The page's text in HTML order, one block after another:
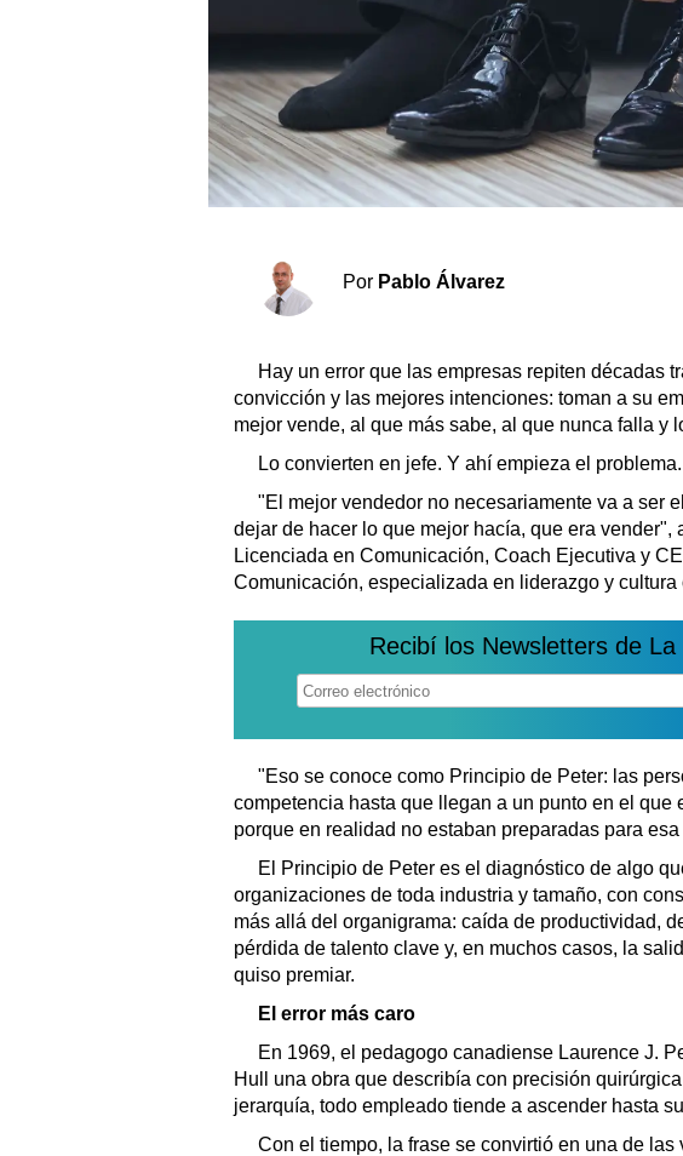
Es viral
El tiempo
Fúnebres
Clasificados
Suplementos
Servicios
Loterías
Datos Útiles
Fúnebres
Edictos
Teléfonos de
Por Pablo Álvarez
Hay un error que las empresas repiten décadas
convicción y las mejores intenciones: toman a su
mejor vende, al que más sabe, al que nunca falla y
Lo convierten en jefe. Y ahí empieza el problema.
"El mejor vendedor no necesariamente va a ser
dejar de hacer lo que mejor hacía, que era vender",
Licenciada en Comunicación, Coach Ejecutiva y
Comunicación, especializada en liderazgo y cultura
Recibí los Newsletters de La
"Eso se conoce como Principio de Peter: las
competencia hasta que llegan a un punto en el que
porque en realidad no estaban preparadas para
El Principio de Peter es el diagnóstico de algo
organizaciones de toda industria y tamaño, con
más allá del organigrama: caída de productividad,
pérdida de talento clave y, en muchos casos, la
quiso premiar.
El error más caro
En 1969, el pedagogo canadiense Laurence J.
Hull una obra que describía con precisión
jerarquía, todo empleado tiende a ascender hasta
Con el tiempo, la frase se convirtió en una de las